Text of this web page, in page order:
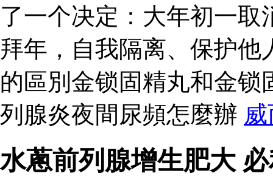
了一个决定：大年初一
拜年，自我隔离、保护他
的區別金锁固精丸和金
列腺炎夜間尿頻怎麼辦
水蔥前列腺增生肥大